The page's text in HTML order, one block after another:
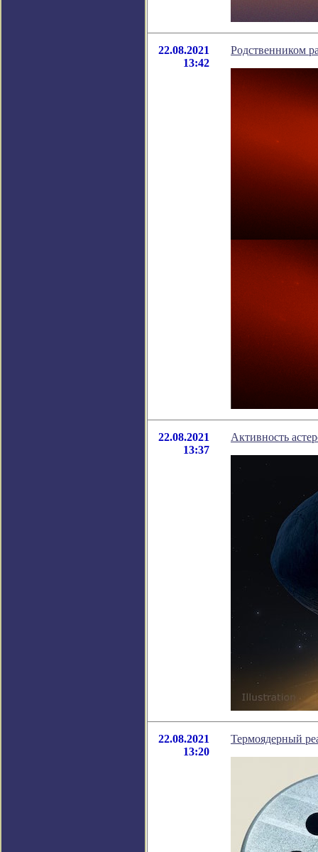
22.08.2021
13:42
Родственником
22.08.2021
13:37
Активность
22.08.2021
13:20
Термоядерный